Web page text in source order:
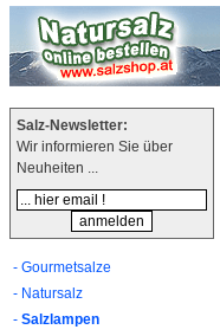
Salz-Newsletter:
Wir informieren Sie über
Neuheiten ...
- Gourmetsalze
- Natursalz
- Salzlampen